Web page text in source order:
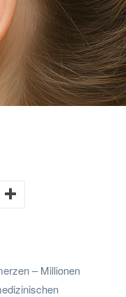
– Millionen